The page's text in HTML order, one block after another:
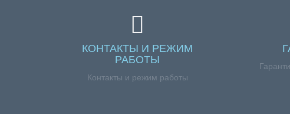
КОНТАКТЫ И РЕЖИМ
РАБОТЫ
Контакты и режим работы